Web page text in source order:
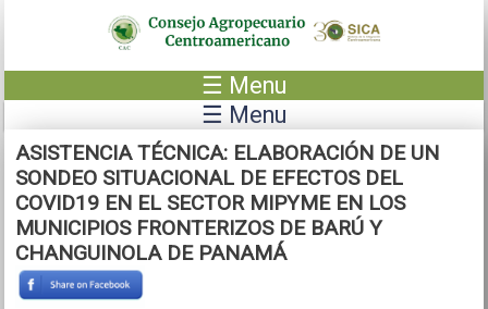
Pasar al contenido principal
☰ Menu
☰ Menu
ASISTENCIA TÉCNICA: ELABORACIÓN DE UN
SONDEO SITUACIONAL DE EFECTOS DEL
COVID19 EN EL SECTOR MIPYME EN LOS
MUNICIPIOS FRONTERIZOS DE BARÚ Y
CHANGUINOLA DE PANAMÁ